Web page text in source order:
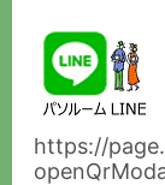
https://